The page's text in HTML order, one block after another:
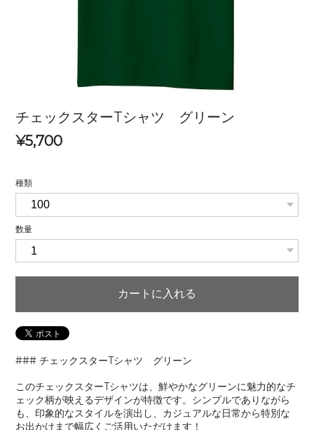
チェックスターTシャツ グリーン
¥5,700
種類
数量
カートに入れる
### チェックスターTシャツ グリーン
このチェックスターTシャツは、鮮やかなグリーンに魅力的なチ
ェック柄が映えるデザインが特徴です。シンプルでありながら
も、印象的なスタイルを演出し、カジュアルな日常から特別な
お出かけまで幅広くご活用いただけます！